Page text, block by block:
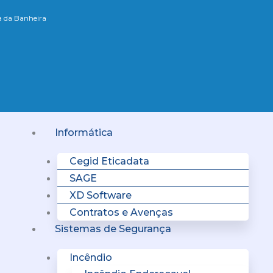
da Banheira
Informática
Cegid Eticadata
SAGE
XD Software
Contratos e Avenças
Sistemas de Segurança
Incêndio
Menu